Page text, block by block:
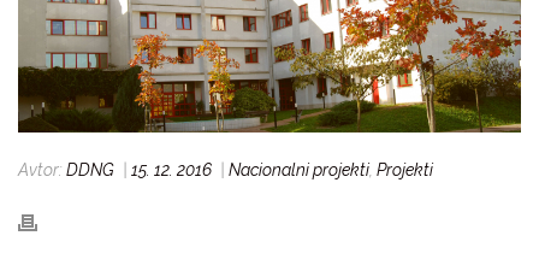
Avtor: DDNG 15. 12. 2016 Nacionalni projekti, Projekti